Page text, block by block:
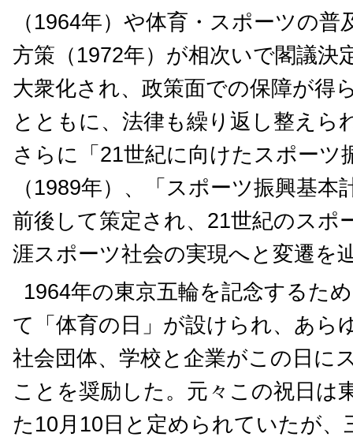
（1964年）や体育・スポーツの
方策（1972年）が相次いで閣議決
大衆化され、政策面での保障が得
とともに、法律も繰り返し整えら
さらに「21世紀に向けたスポーツ
（1989年）、「スポーツ振興基本
前後して策定され、21世紀のスポ
涯スポーツ社会の実現へと変遷を
1964年の東京五輪を記念するた
て「体育の日」が設けられ、あら
社会団体、学校と企業がこの日に
ことを奨励した。元々この祝日は
た10月10日と定められていたが、